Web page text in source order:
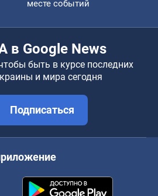
месте событий
в Google News
быть в курсе последних
и мира сегодня
Подписаться